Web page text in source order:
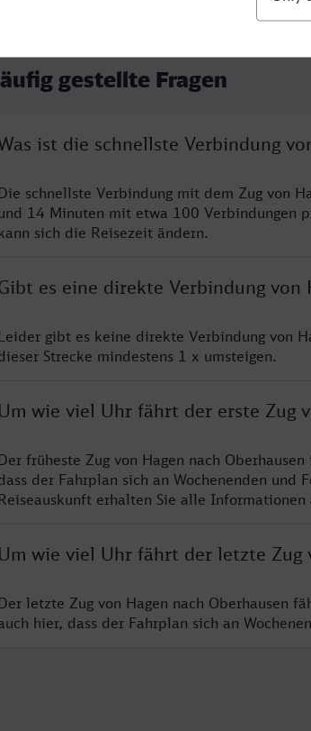
gestellte Fragen
ist die schnellste Verbindung
schnellste Verbindung mit dem Zug von
14 Minuten mit etwa 100 Verbindungen
sich die Reisezeit ändern.
es eine direkte Verbindung von
gibt es keine direkte Verbindung von
Strecke mindestens 1 x umsteigen.
Um wie viel Uhr fährt der erste Zug
früheste Zug von Hagen nach
der Fahrplan sich an Wochenenden und
erhalten Sie alle
Um wie viel Uhr fährt der letzte Zug
letzte Zug von Hagen nach Oberhausen
hier, dass der Fahrplan sich an